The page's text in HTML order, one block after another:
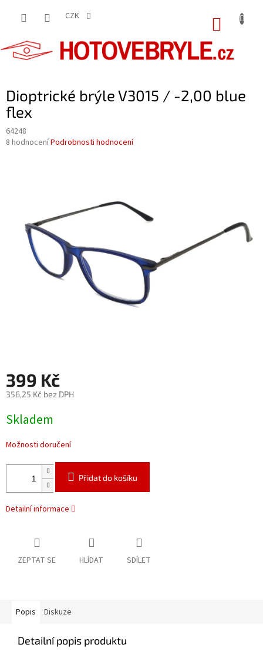
CZK
Dioptrické brýle V3015 / -2,00 blue
flex
64248
Průměrné
hvězdiček.
8 hodnoceníPodrobnosti hodnocení
399 Kč
356,25 Kč bez DPH
cena:
Skladem
Možnosti doručení
Přidat do košíku
Detailní informace
ZEPTAT SE HLÍDAT SDÍLET
Popis Diskuze
Detailní popis produktu